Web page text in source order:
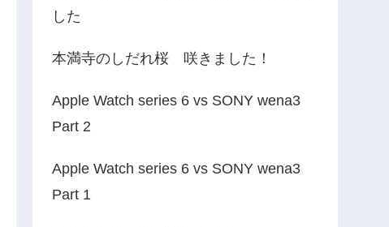
した
本満寺のしだれ桜 咲きました！
Apple Watch series 6 vs SONY wena3
Part 2
Apple Watch series 6 vs SONY wena3
Part 1